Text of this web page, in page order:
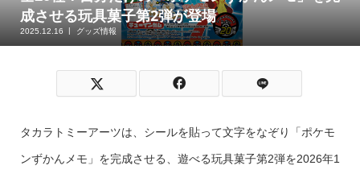
成させる玩具菓子第2弾が登場
2025.12.16 グッズ情報
タカラトミーアーツは、シールを貼って文字をなぞり「ポケモ
ンずかんメモ」を完成させる、遊べる玩具菓子第2弾を2026年1